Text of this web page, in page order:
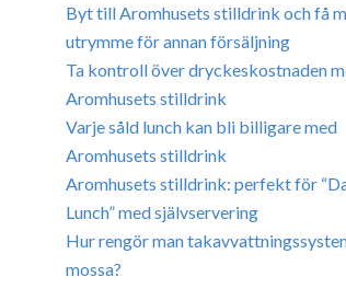
Byt till Aromhusets stilldrink och få
utrymme för annan försäljning
Ta kontroll över dryckeskostnaden
Aromhusets stilldrink
Varje såld lunch kan bli billigare med
Aromhusets stilldrink
Aromhusets stilldrink: perfekt för
Lunch” med självservering
Hur rengör man
mossa?